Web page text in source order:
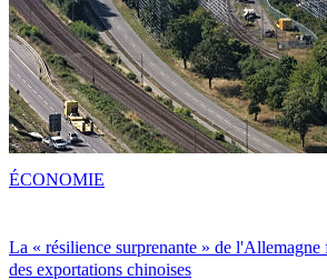
La « résilience surprenante » de l'Allemagne
des exportations chinoises
ÉCONOMIE